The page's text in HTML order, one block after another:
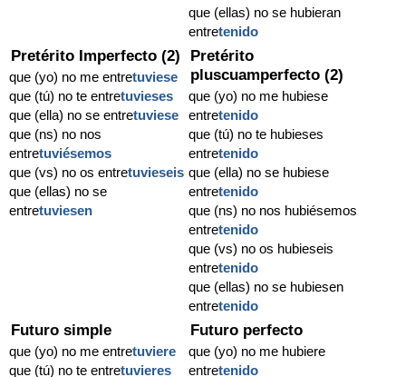
que (ellas) no se hubieran
entretenido
Pretérito Imperfecto (2)
que (yo) no me entretuviese
que (tú) no te entretuvieses
que (ella) no se entretuviese
que (ns) no nos
entretuviésemos
que (vs) no os entretuvieseis
que (ellas) no se
entretuviesen
Pretérito
pluscuamperfecto (2)
que (yo) no me hubiese
entretenido
que (tú) no te hubieses
entretenido
que (ella) no se hubiese
entretenido
que (ns) no nos hubiésemos
entretenido
que (vs) no os hubieseis
entretenido
que (ellas) no se hubiesen
entretenido
Futuro simple
que (yo) no me entretuviere
que (tú) no te entretuvieres
Futuro perfecto
que (yo) no me hubiere
entretenido